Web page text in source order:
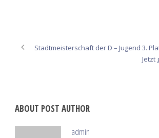
Stadtmeisterschaft der D – Jugend 3.
Jetzt
ABOUT POST AUTHOR
admin